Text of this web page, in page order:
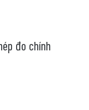
đo chính